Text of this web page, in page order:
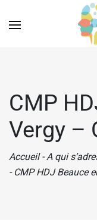
CMP
Vergy –
Accueil - A qui
- CMP HDJ Beauce